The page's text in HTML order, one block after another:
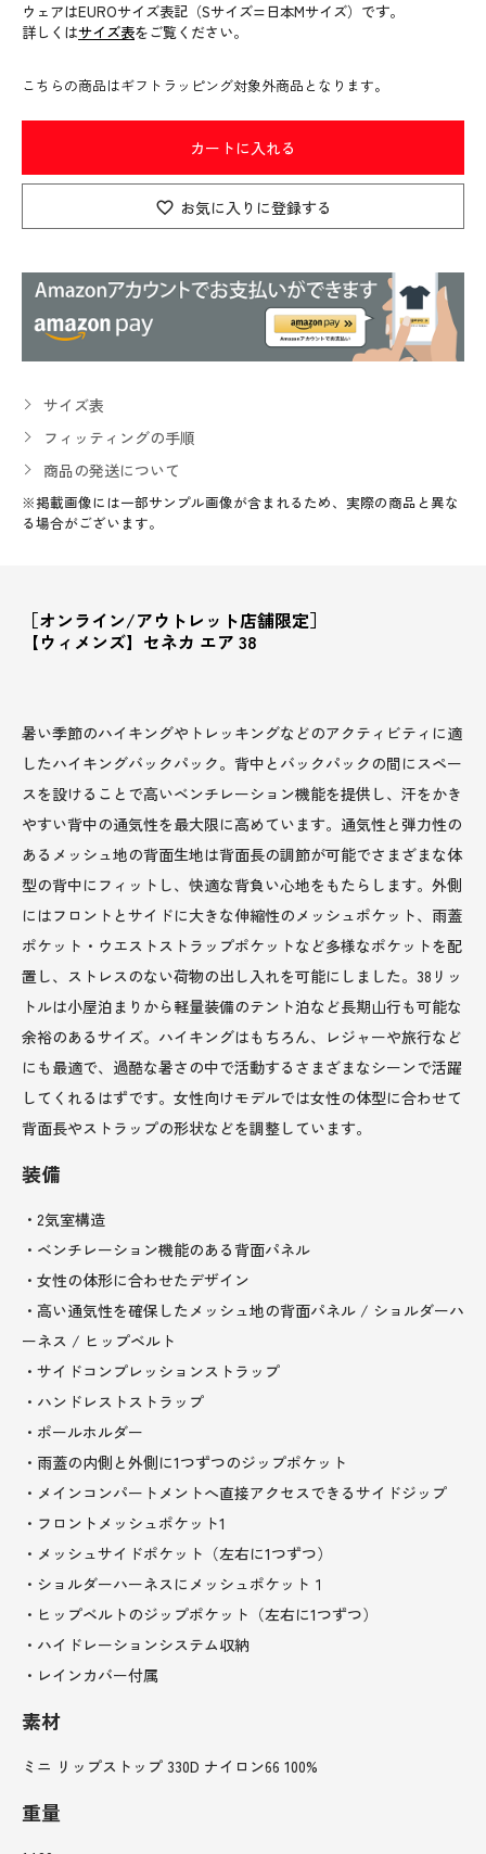
ウェアはEUROサイズ表記（Sサイズ=日本Mサイズ）です。
詳しくはサイズ表をご覧ください。
こちらの商品はギフトラッピング対象外商品となります。
カートに入れる
お気に入りに登録する
サイズ表
フィッティングの手順
商品の発送について
※掲載画像には一部サンプル画像が含まれるため、実際の商品と異な
る場合がございます。
［オンライン/アウトレット店舗限定］
【ウィメンズ】セネカ エア 38
暑い季節のハイキングやトレッキングなどのアクティビティに適
したハイキングバックパック。背中とバックパックの間にスペー
スを設けることで高いベンチレーション機能を提供し、汗をかき
やすい背中の通気性を最大限に高めています。通気性と弾力性の
あるメッシュ地の背面生地は背面長の調節が可能でさまざまな体
型の背中にフィットし、快適な背負い心地をもたらします。外側
にはフロントとサイドに大きな伸縮性のメッシュポケット、雨蓋
ポケット・ウエストストラップポケットなど多様なポケットを配
置し、ストレスのない荷物の出し入れを可能にしました。38リッ
トルは小屋泊まりから軽量装備のテント泊など長期山行も可能な
余裕のあるサイズ。ハイキングはもちろん、レジャーや旅行など
にも最適で、過酷な暑さの中で活動するさまざまなシーンで活躍
してくれるはずです。女性向けモデルでは女性の体型に合わせて
背面長やストラップの形状などを調整しています。
装備
・2気室構造
・ベンチレーション機能のある背面パネル
・女性の体形に合わせたデザイン
・高い通気性を確保したメッシュ地の背面パネル / ショルダーハ
ーネス / ヒップベルト
・サイドコンプレッションストラップ
・ハンドレストストラップ
・ポールホルダー
・雨蓋の内側と外側に1つずつのジップポケット
・メインコンパートメントへ直接アクセスできるサイドジップ
・フロントメッシュポケット1
・メッシュサイドポケット（左右に1つずつ）
・ショルダーハーネスにメッシュポケット１
・ヒップベルトのジップポケット（左右に1つずつ）
・ハイドレーションシステム収納
・レインカバー付属
素材
ミニ リップストップ 330D ナイロン66 100%
重量